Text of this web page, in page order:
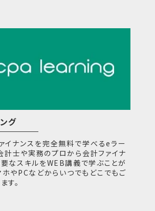
グ
イナンスを完全無料で学べるeラー
計士や実務のプロから会計ファイナ
なスキルをWEB講義で学ぶことが
ホやPCなどからいつでもどこでもご
す。